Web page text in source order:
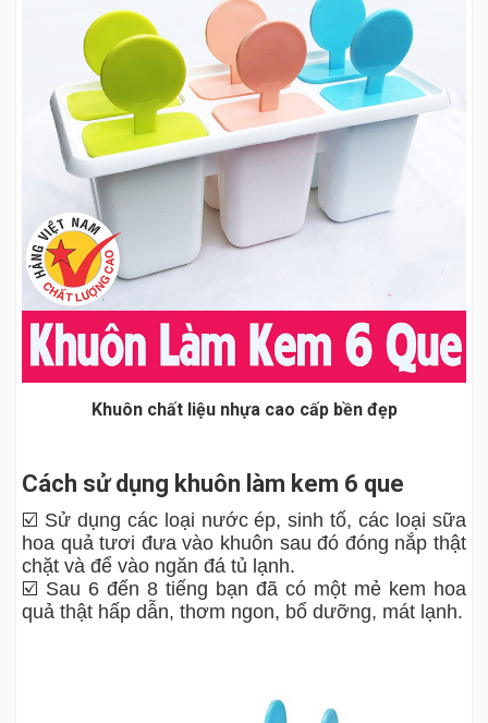
Khuôn chất liệu nhựa cao cấp bền đẹp
Cách sử dụng khuôn làm kem 6 que
☑️ Sử dụng các loại nước ép, sinh tố, các loại sữa
hoa quả tươi đưa vào khuôn sau đó đóng nắp thật
chặt và để vào ngăn đá tủ lạnh.
☑️ Sau 6 đến 8 tiếng bạn đã có một mẻ kem hoa
quả thật hấp dẫn, thơm ngon, bổ dưỡng, mát lạnh.